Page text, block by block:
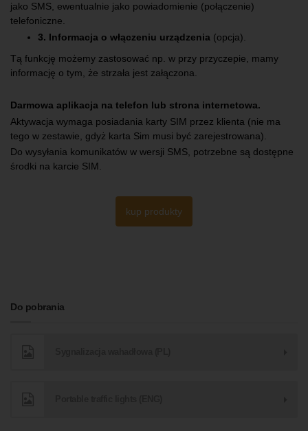
jako SMS, ewentualnie jako powiadomienie (połączenie)
telefoniczne.
3. Informacja o włączeniu urządzenia (opcja).
Tą funkcję możemy zastosować np. w przy przyczepie, mamy
informację o tym, że strzała jest załączona.
Darmowa aplikacja na telefon lub strona internetowa.
Aktywacja wymaga posiadania karty SIM przez klienta (nie ma
tego w zestawie, gdyż karta Sim musi być zarejestrowana).
Do wysyłania komunikatów w wersji SMS, potrzebne są dostępne
środki na karcie SIM.
kup produkty
Do pobrania